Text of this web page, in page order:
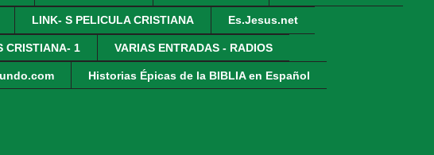
LINK- S PELICULA CRISTIANA Es.Jesus.net
CRISTIANA- 1 VARIAS ENTRADAS - RADIOS
Historias Épicas de la BIBLIA en Español